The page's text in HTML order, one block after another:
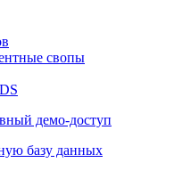
свопы
демо-доступ
базу данных